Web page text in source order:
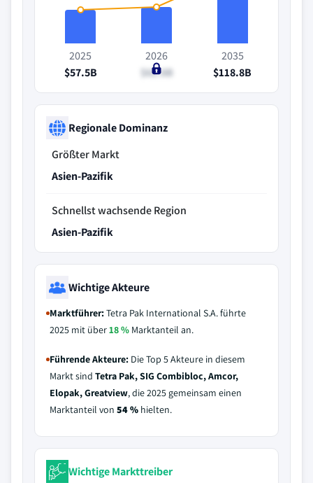
2025
$57.5B
2026
$61.8B
2035
$118.8B
Regionale Dominanz
Größter Markt
Asien-Pazifik
Schnellst wachsende Region
Asien-Pazifik
Wichtige Akteure
Marktführer:Tetra Pak International S.A. führte
2025 mit über18 % Marktanteil an.
Führende Akteure: Die Top 5 Akteure in diesem
Markt sind Tetra Pak, SIG Combibloc, Amcor,
Elopak, Greatview, die 2025 gemeinsam einen
Marktanteil von 54 % hielten.
Wichtige Markttreiber